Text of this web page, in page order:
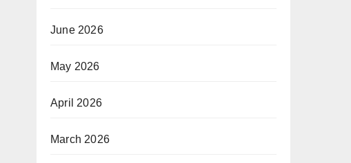
June 2026
May 2026
April 2026
March 2026